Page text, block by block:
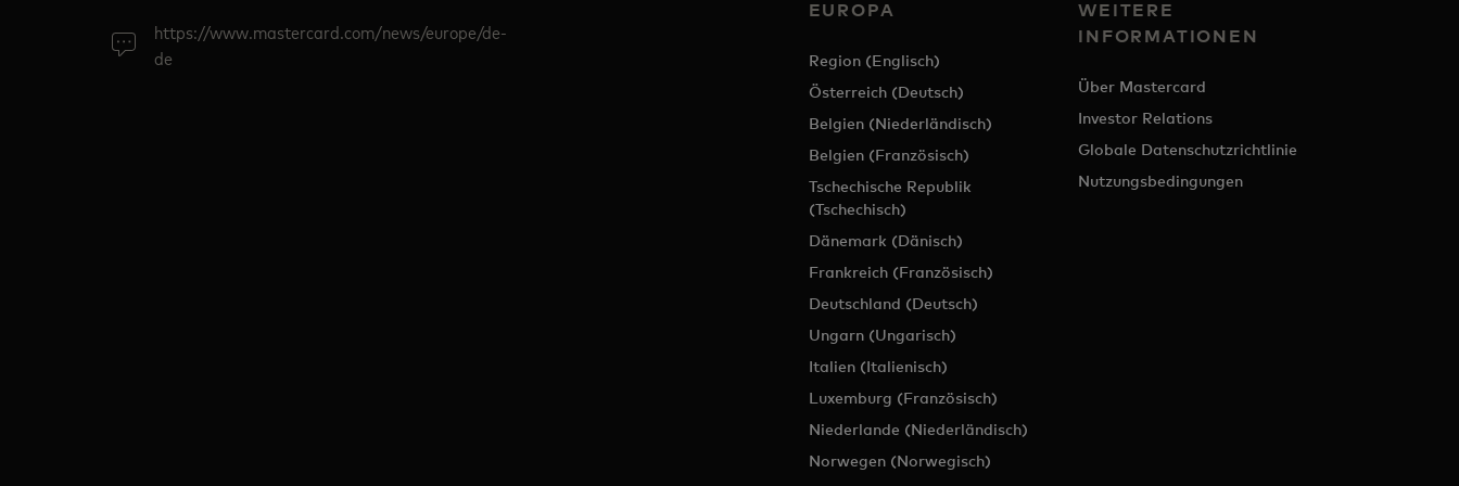
https://www.mastercard.com/news/europe/de-
de
EUROPA
Region (Englisch)
Österreich (Deutsch)
Belgien (Niederländisch)
Belgien (Französisch)
Tschechische Republik
(Tschechisch)
Dänemark (Dänisch)
Frankreich (Französisch)
Deutschland (Deutsch)
Ungarn (Ungarisch)
Italien (Italienisch)
Luxemburg (Französisch)
Niederlande (Niederländisch)
Norwegen (Norwegisch)
WEITERE
INFORMATIONEN
Über Mastercard
Investor Relations
Globale Datenschutzrichtlinie
Nutzungsbedingungen